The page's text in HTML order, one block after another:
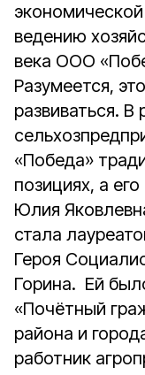
ведению
века ООО
Разумеется,
развиваться. В
«Победа»
позициях, а
Юлия
стала
Героя
Горина. Ей
«Почётный
района и
работник